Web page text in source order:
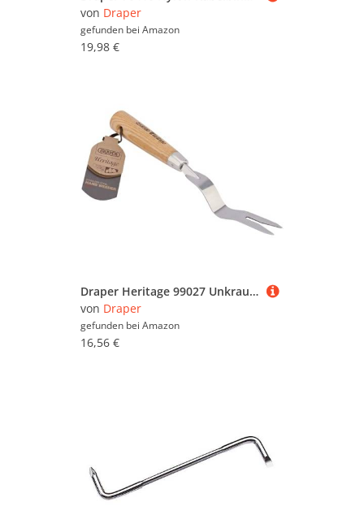
von Draper
gefunden bei Amazon
19,98 €
Draper Heritage 99027 Unkrautjäter aus Edelstahl, mit Eschenholzgriff, Braun
von Draper
gefunden bei Amazon
16,56 €